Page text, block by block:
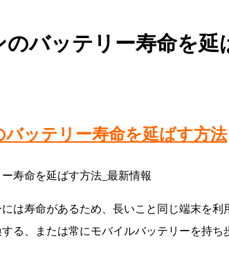
バッテリー寿命を延
ッテリー寿命を延ばす方法
は寿命があるため、長いこと同じ端末を
る、または常にモバイルバッテリーを持